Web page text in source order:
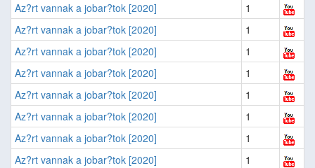
Az?rt vannak a jobar?tok [2020]
1
Az?rt vannak a jobar?tok [2020]
1
Az?rt vannak a jobar?tok [2020]
1
Az?rt vannak a jobar?tok [2020]
1
Az?rt vannak a jobar?tok [2020]
1
Az?rt vannak a jobar?tok [2020]
1
Az?rt vannak a jobar?tok [2020]
1
Az?rt vannak a jobar?tok [2020]
1